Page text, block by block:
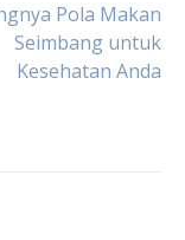
Pola Makan
Seimbang untuk
Kesehatan Anda